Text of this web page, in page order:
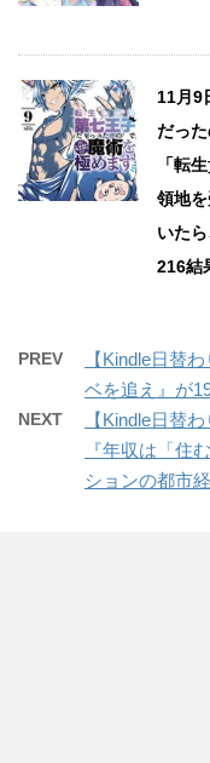
11月9
だっ
「転
領地
いた
216結
PREV
【Kindle日替
ベを追え』が
NEXT
【Kindle日替
『年収は「住
ションの都市